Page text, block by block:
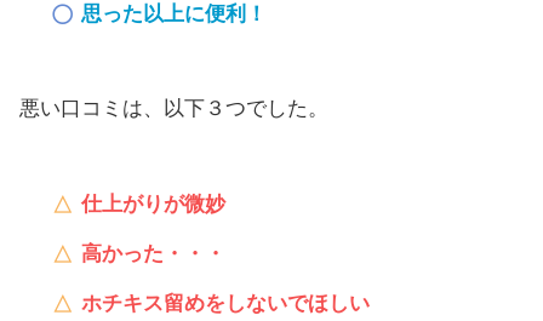
思った以上に便利！
悪い口コミは、以下３つでした。
仕上がりが微妙
高かった・・・
ホチキス留めをしないでほしい